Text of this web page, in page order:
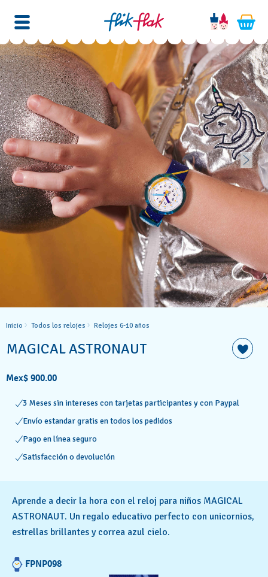
Inicio Todos los relojes Relojes 6-10 años ​
MAGICAL ASTRONAUT
Mex$ 900.00
3 Meses sin intereses con tarjetas participantes y con Paypal
Envío estandar gratis en todos los pedidos
Pago en línea seguro
Satisfacción o devolución
Aprende a decir la hora con el reloj para niños MAGICAL
ASTRONAUT. Un regalo educativo perfecto con unicornios,
estrellas brillantes y correa azul cielo.
FPNP098